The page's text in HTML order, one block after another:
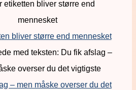
bliver større end mennesket
– men måske overser du det